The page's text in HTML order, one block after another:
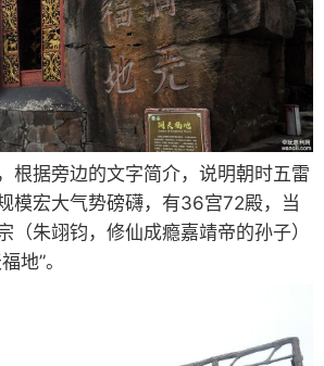
门景点，由两个大石头拱起而成，
。五雷山本来已经是周边山川的制高
这种一体成型的大石头，显得非常神
来。